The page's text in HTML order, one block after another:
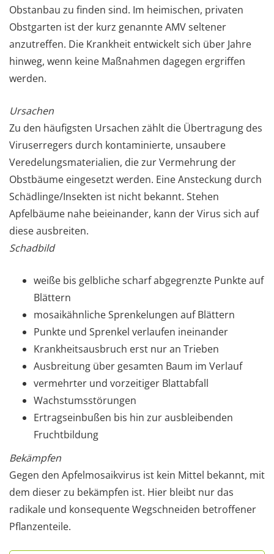
Obstanbau zu finden sind. Im heimischen, privaten
Obstgarten ist der kurz genannte AMV seltener
anzutreffen. Die Krankheit entwickelt sich über Jahre
hinweg, wenn keine Maßnahmen dagegen ergriffen
werden.
Ursachen
Zu den häufigsten Ursachen zählt die Übertragung des
Viruserregers durch kontaminierte, unsaubere
Veredelungsmaterialien, die zur Vermehrung der
Obstbäume eingesetzt werden. Eine Ansteckung durch
Schädlinge/Insekten ist nicht bekannt. Stehen
Apfelbäume nahe beieinander, kann der Virus sich auf
diese ausbreiten.
Schadbild
weiße bis gelbliche scharf abgegrenzte Punkte auf
Blättern
mosaikähnliche Sprenkelungen auf Blättern
Punkte und Sprenkel verlaufen ineinander
Krankheitsausbruch erst nur an Trieben
Ausbreitung über gesamten Baum im Verlauf
vermehrter und vorzeitiger Blattabfall
Wachstumsstörungen
Ertragseinbußen bis hin zur ausbleibenden
Fruchtbildung
Bekämpfen
Gegen den Apfelmosaikvirus ist kein Mittel bekannt, mit
dem dieser zu bekämpfen ist. Hier bleibt nur das
radikale und konsequente Wegschneiden betroffener
Pflanzenteile.